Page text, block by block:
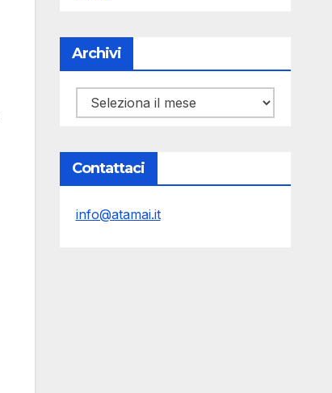
Archivi
Archivi
Contattaci
info@atamai.it